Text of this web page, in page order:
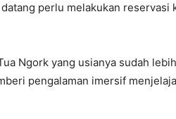
perlu melakukan
Ngork yang usianya sudah
pengalaman imersif